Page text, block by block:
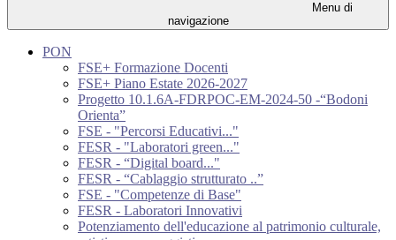
Menu di
navigazione
PON
FSE+ Formazione Docenti
FSE+ Piano Estate 2026-2027
Progetto 10.1.6A-FDRPOC-EM-2024-50 -“Bodoni
Orienta”
FSE - "Percorsi Educativi..."
FESR - "Laboratori green..."
FESR - “Digital board..."
FESR - “Cablaggio strutturato ..”
FSE - "Competenze di Base"
FESR - Laboratori Innovativi
Potenziamento dell'educazione al patrimonio culturale,